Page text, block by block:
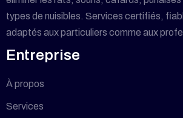
types de nuisibles. Services certifiés,
adaptés aux particuliers comme aux
Entreprise
À propos
Services